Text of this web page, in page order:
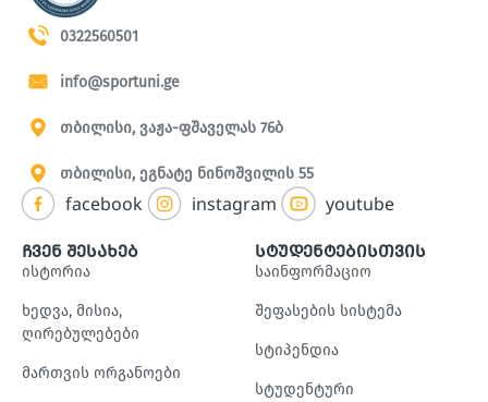
0322560501
info@sportuni.ge
თბილისი, ვაჟა-ფშაველას 76ბ
თბილისი, ეგნატე ნინოშვილის 55
facebook instagram youtube
ჩვენ შესახებ
ისტორია
ხედვა, მისია,
ღირებულებები
მართვის ორგანოები
სტუდენტებისთვის
საინფორმაციო
შეფასების სისტემა
სტიპენდია
სტუდენტური